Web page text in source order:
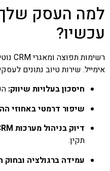
עכשיו?
אימייל. שירות טיוב נתונים
חיסכון בעלויות שיווק:
שיפור דרמטי באחוזי
דיוק בניהול מערכות CRM:
תקין.
עמידה ברגולציה